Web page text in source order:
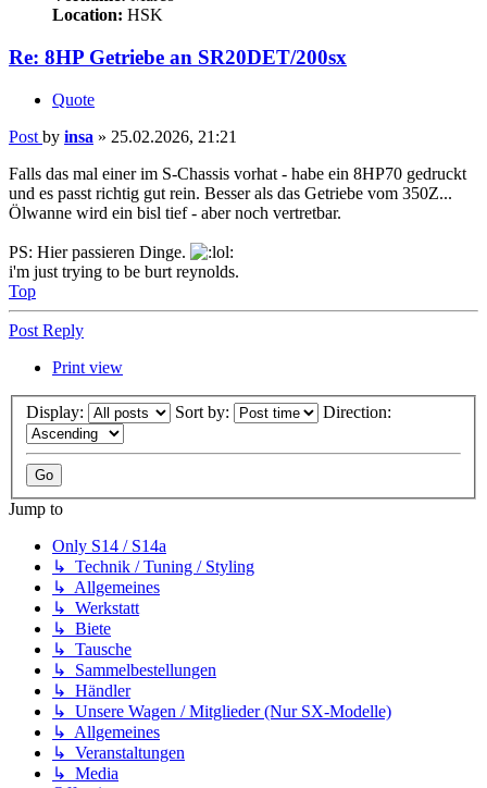
Location: HSK
Re: 8HP Getriebe an SR20DET/200sx
Quote
Post by insa » 25.02.2026, 21:21
Falls das mal einer im S-Chassis vorhat - habe ein 8HP70 gedruckt
und es passt richtig gut rein. Besser als das Getriebe vom 350Z...
Ölwanne wird ein bisl tief - aber noch vertretbar.
PS: Hier passieren Dinge.
i'm just trying to be burt reynolds.
Top
Post Reply
Print view
Display: Sort by: Direction:
Jump to
Only S14 / S14a
↳ Technik / Tuning / Styling
↳ Allgemeines
↳ Werkstatt
↳ Biete
↳ Tausche
↳ Sammelbestellungen
↳ Händler
↳ Unsere Wagen / Mitglieder (Nur SX-Modelle)
↳ Allgemeines
↳ Veranstaltungen
↳ Media